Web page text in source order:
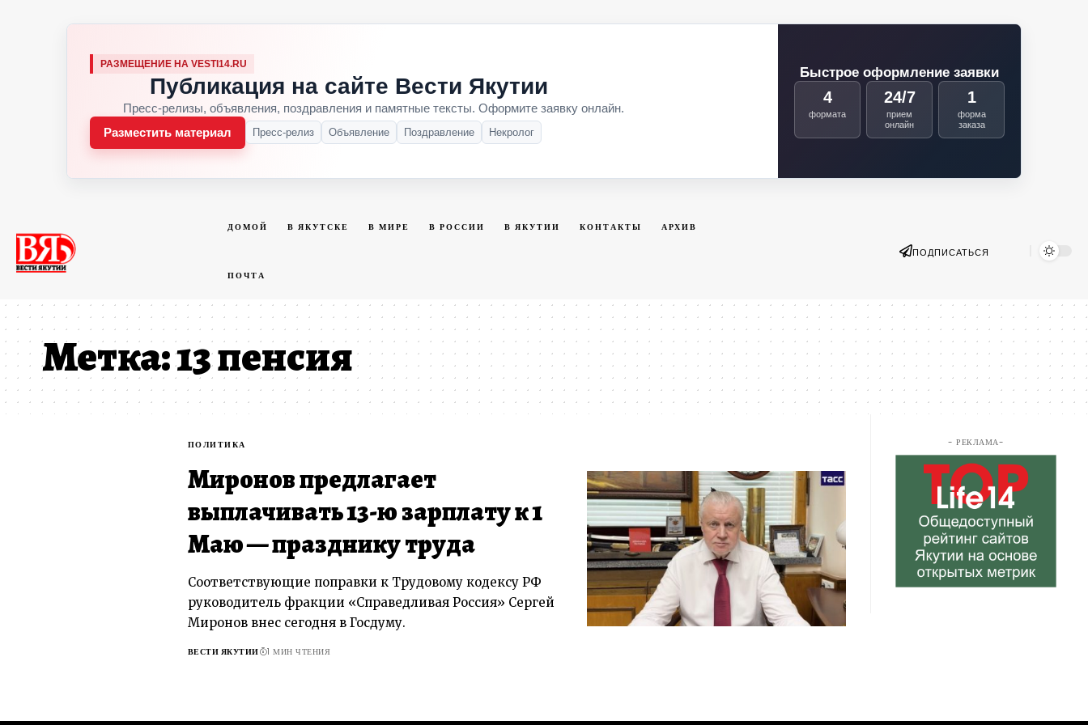
РАЗМЕЩЕНИЕ НА VESTI14.RU
Публикация на сайте Вести Якутии
Пресс-релизы, объявления, поздравления и памятные тексты. Оформите заявку онлайн.
Разместить материал
Пресс-релиз Объявление Поздравление Некролог
Быстрое оформление заявки
4
формата
24/7
прием
онлайн
1
форма
заказа
ДОМОЙ В ЯКУТСКЕ В МИРЕ В РОССИИ В ЯКУТИИ КОНТАКТЫ АРХИВ
ПОЧТА
ПОДПИСАТЬСЯ
Метка:13 пенсия
ПОЛИТИКА
Миронов предлагает
выплачивать 13-ю зарплату к 1
Маю — празднику труда
Соответствующие поправки к Трудовому кодексу РФ
руководитель фракции «Справедливая Россия» Сергей
Миронов внес сегодня в Госдуму.
ВЕСТИ ЯКУТИИ 1 МИН ЧТЕНИЯ
- РЕКЛАМА-